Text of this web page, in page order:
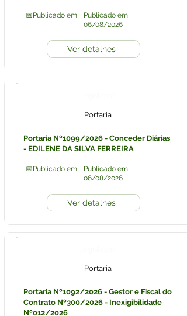
📅Publicado em
Publicado em
06/08/2026
Ver detalhes
Portaria
Portaria Nº1099/2026 - Conceder Diárias
- EDILENE DA SILVA FERREIRA
📅Publicado em
Publicado em
06/08/2026
Ver detalhes
Portaria
Portaria Nº1092/2026 - Gestor e Fiscal do
Contrato Nº300/2026 - Inexigibilidade
Nº012/2026